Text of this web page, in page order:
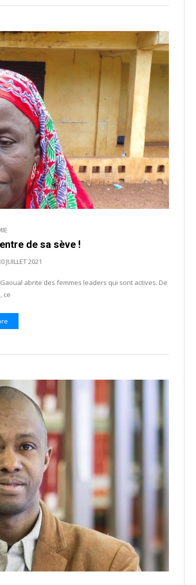
de sa sève !
JUILLET 2021
abrite des femmes leaders qui sont actives. De
ce